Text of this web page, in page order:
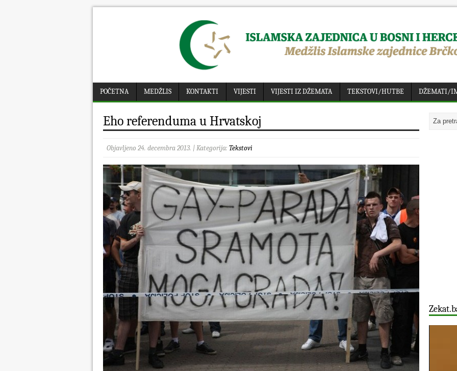
POČETNA MEDŽLIS KONTAKTI VIJESTI VIJESTI IZ DŽEMATA TEKSTOVI/HUTBE DŽEMATI/
Eho referenduma u Hrvatskoj
Objavljeno 24. decembra 2013. | Kategorija: Tekstovi